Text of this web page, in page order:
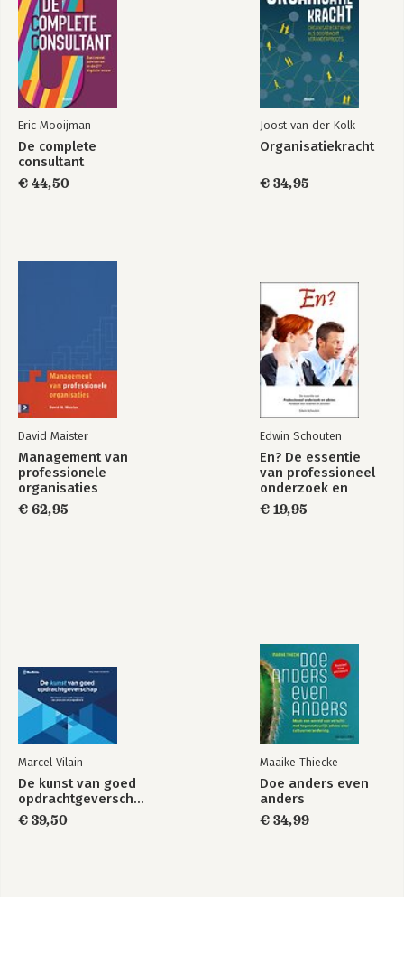
GenZ verrast,
verandert,
verovert...
Gen Z (Nieuwe
braincandies over
Generatie Z)
Gen Z
Bekijk alle boeken
Eric Mooijman
De complete
consultant
€ 44,50
Joost van der Kolk
Organisatiekracht
€ 34,95
David Maister
Management van
professionele
organisaties
€ 62,95
Edwin Schouten
En? De essentie
van professioneel
onderzoek en
advies, Handboek
voor studenten en
€ 19,95
Marcel Vilain
De kunst van goed
opdrachtgeverschap
€ 39,50
Maaike Thiecke
Doe anders even
anders
€ 34,99